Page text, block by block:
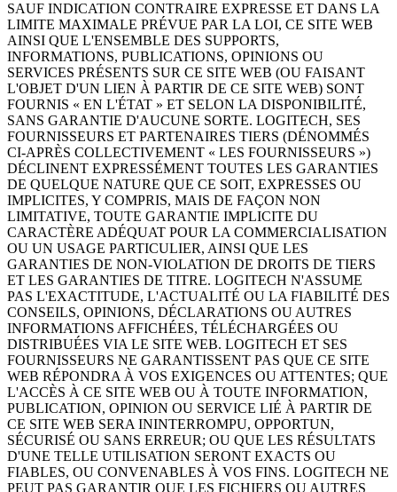
SAUF INDICATION CONTRAIRE EXPRESSE ET DANS LA
LIMITE MAXIMALE PRÉVUE PAR LA LOI, CE SITE WEB
AINSI QUE L'ENSEMBLE DES SUPPORTS,
INFORMATIONS, PUBLICATIONS, OPINIONS OU
SERVICES PRÉSENTS SUR CE SITE WEB (OU FAISANT
L'OBJET D'UN LIEN À PARTIR DE CE SITE WEB) SONT
FOURNIS « EN L'ÉTAT » ET SELON LA DISPONIBILITÉ,
SANS GARANTIE D'AUCUNE SORTE. LOGITECH, SES
FOURNISSEURS ET PARTENAIRES TIERS (DÉNOMMÉS
CI-APRÈS COLLECTIVEMENT « LES FOURNISSEURS »)
DÉCLINENT EXPRESSÉMENT TOUTES LES GARANTIES
DE QUELQUE NATURE QUE CE SOIT, EXPRESSES OU
IMPLICITES, Y COMPRIS, MAIS DE FAÇON NON
LIMITATIVE, TOUTE GARANTIE IMPLICITE DU
CARACTÈRE ADÉQUAT POUR LA COMMERCIALISATION
OU UN USAGE PARTICULIER, AINSI QUE LES
GARANTIES DE NON-VIOLATION DE DROITS DE TIERS
ET LES GARANTIES DE TITRE. LOGITECH N'ASSUME
PAS L'EXACTITUDE, L'ACTUALITÉ OU LA FIABILITÉ DES
CONSEILS, OPINIONS, DÉCLARATIONS OU AUTRES
INFORMATIONS AFFICHÉES, TÉLÉCHARGÉES OU
DISTRIBUÉES VIA LE SITE WEB. LOGITECH ET SES
FOURNISSEURS NE GARANTISSENT PAS QUE CE SITE
WEB RÉPONDRA À VOS EXIGENCES OU ATTENTES; QUE
L'ACCÈS À CE SITE WEB OU À TOUTE INFORMATION,
PUBLICATION, OPINION OU SERVICE LIÉ À PARTIR DE
CE SITE WEB SERA ININTERROMPU, OPPORTUN,
SÉCURISÉ OU SANS ERREUR; OU QUE LES RÉSULTATS
D'UNE TELLE UTILISATION SERONT EXACTS OU
FIABLES, OU CONVENABLES À VOS FINS. LOGITECH NE
PEUT PAS GARANTIR QUE LES FICHIERS OU AUTRES